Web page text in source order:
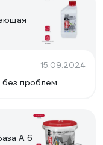
15.09.2024
без проблем
А 6